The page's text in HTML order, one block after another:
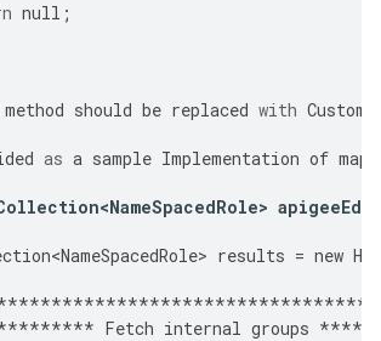
null ;
method should be replaced with
as a sample Implementation of
results = new
Fetch internal groups